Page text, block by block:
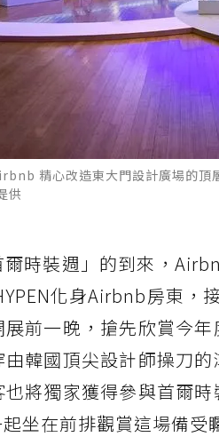
精心改造東大門設計廣場的頂
供
時裝週」的到來，
化身Airbnb房東，
前一晚，搶先欣賞今
韓國頂尖設計師操刀
將獨家獲得參與首爾
坐在前排觀賞這場備受